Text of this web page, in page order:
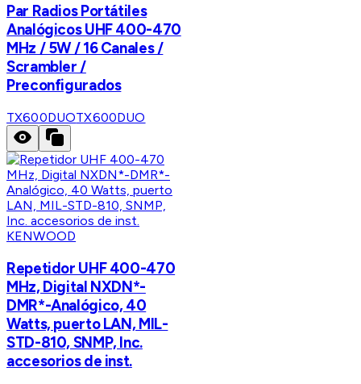
Par Radios Portátiles
Analógicos UHF 400-470
MHz / 5W / 16 Canales /
Scrambler /
Preconfigurados
TX600DUOTX600DUO
KENWOOD
Repetidor UHF 400-470
MHz, Digital NXDN*-
DMR*-Analógico, 40
Watts, puerto LAN, MIL-
STD-810, SNMP, Inc.
accesorios de inst.